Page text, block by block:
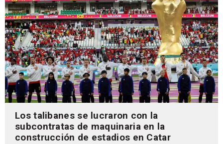
Los talibanes se lucraron con la
subcontratas de maquinaria en la
construcción de estadios en Catar